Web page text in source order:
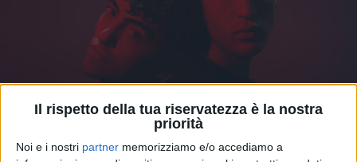
Il rispetto della tua riservatezza è la nostra
priorità
Noi e i nostri partner memorizziamo e/o accediamo a
DAL 23 MAGGIO SU RADIO ITALIA 22 mag 2025